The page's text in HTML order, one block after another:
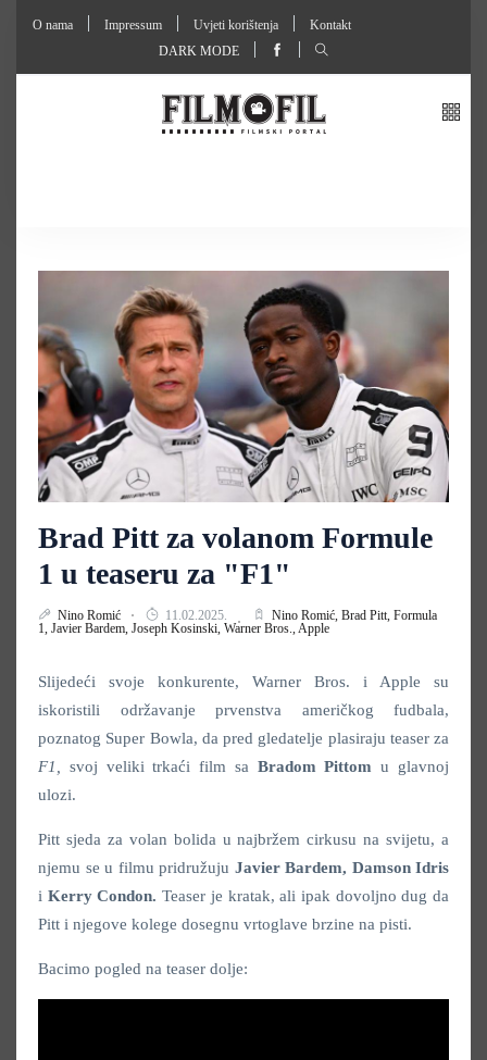
O nama Impressum Uvjeti korištenja
Kontakt
DARK MODE
Brad Pitt za volanom Formule
1 u teaseru za "F1"
Nino Romić 11.02.2025. Nino Romić, Brad Pitt, Formula
1, Javier Bardem, Joseph Kosinski, Warner Bros., Apple
Slijedeći svoje konkurente, Warner Bros. i Apple su
iskoristili održavanje prvenstva američkog fudbala,
poznatog Super Bowla, da pred gledatelje plasiraju teaser za
F1, svoj veliki trkaći film sa Bradom Pittomu glavnoj
ulozi.
Pitt sjeda za volan bolida u najbržem cirkusu na svijetu, a
njemu se u filmu pridružuju Javier Bardem, Damson Idris
i Kerry Condon.Teaser je kratak, ali ipak dovoljno dug da
Pitt i njegove kolege dosegnu vrtoglave brzine na pisti.
Bacimo pogled na teaser dolje: